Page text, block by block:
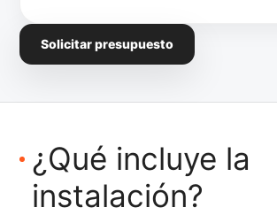
Solicitar presupuesto
¿Qué incluye la
instalación?